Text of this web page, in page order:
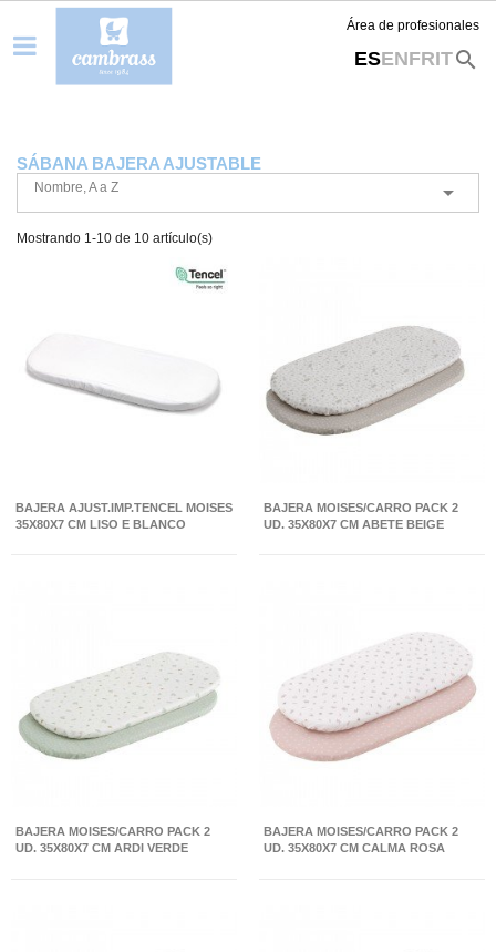
Área de profesionales
ESENFRITsearch
SÁBANA BAJERA AJUSTABLE
Nombre, A a Z 
Mostrando 1-10 de 10 artículo(s)
BAJERA AJUST.IMP.TENCEL MOISES
35X80X7 CM LISO E BLANCO
BAJERA MOISES/CARRO PACK 2
UD. 35X80X7 CM ABETE BEIGE
BAJERA MOISES/CARRO PACK 2
UD. 35X80X7 CM ARDI VERDE
BAJERA MOISES/CARRO PACK 2
UD. 35X80X7 CM CALMA ROSA